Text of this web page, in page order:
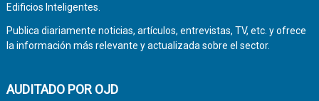
Edificios Inteligentes.
Publica diariamente noticias, artículos, entrevistas, TV, etc. y ofrece
la información más relevante y actualizada sobre el sector.
AUDITADO POR OJD